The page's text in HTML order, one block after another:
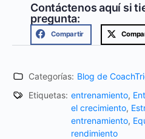
Contáctenos aquí si
pregunta:
Compartir
Categorías: Blog de
Etiquetas: entrenamiento,
el crecimiento,
entrenamiento,
rendimiento